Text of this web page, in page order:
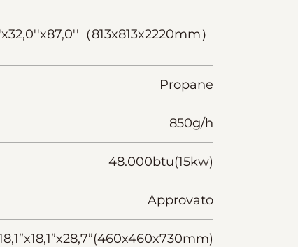
（813x813x2220mm）
Propane
850g/h
48.000btu(15kw)
Approvato